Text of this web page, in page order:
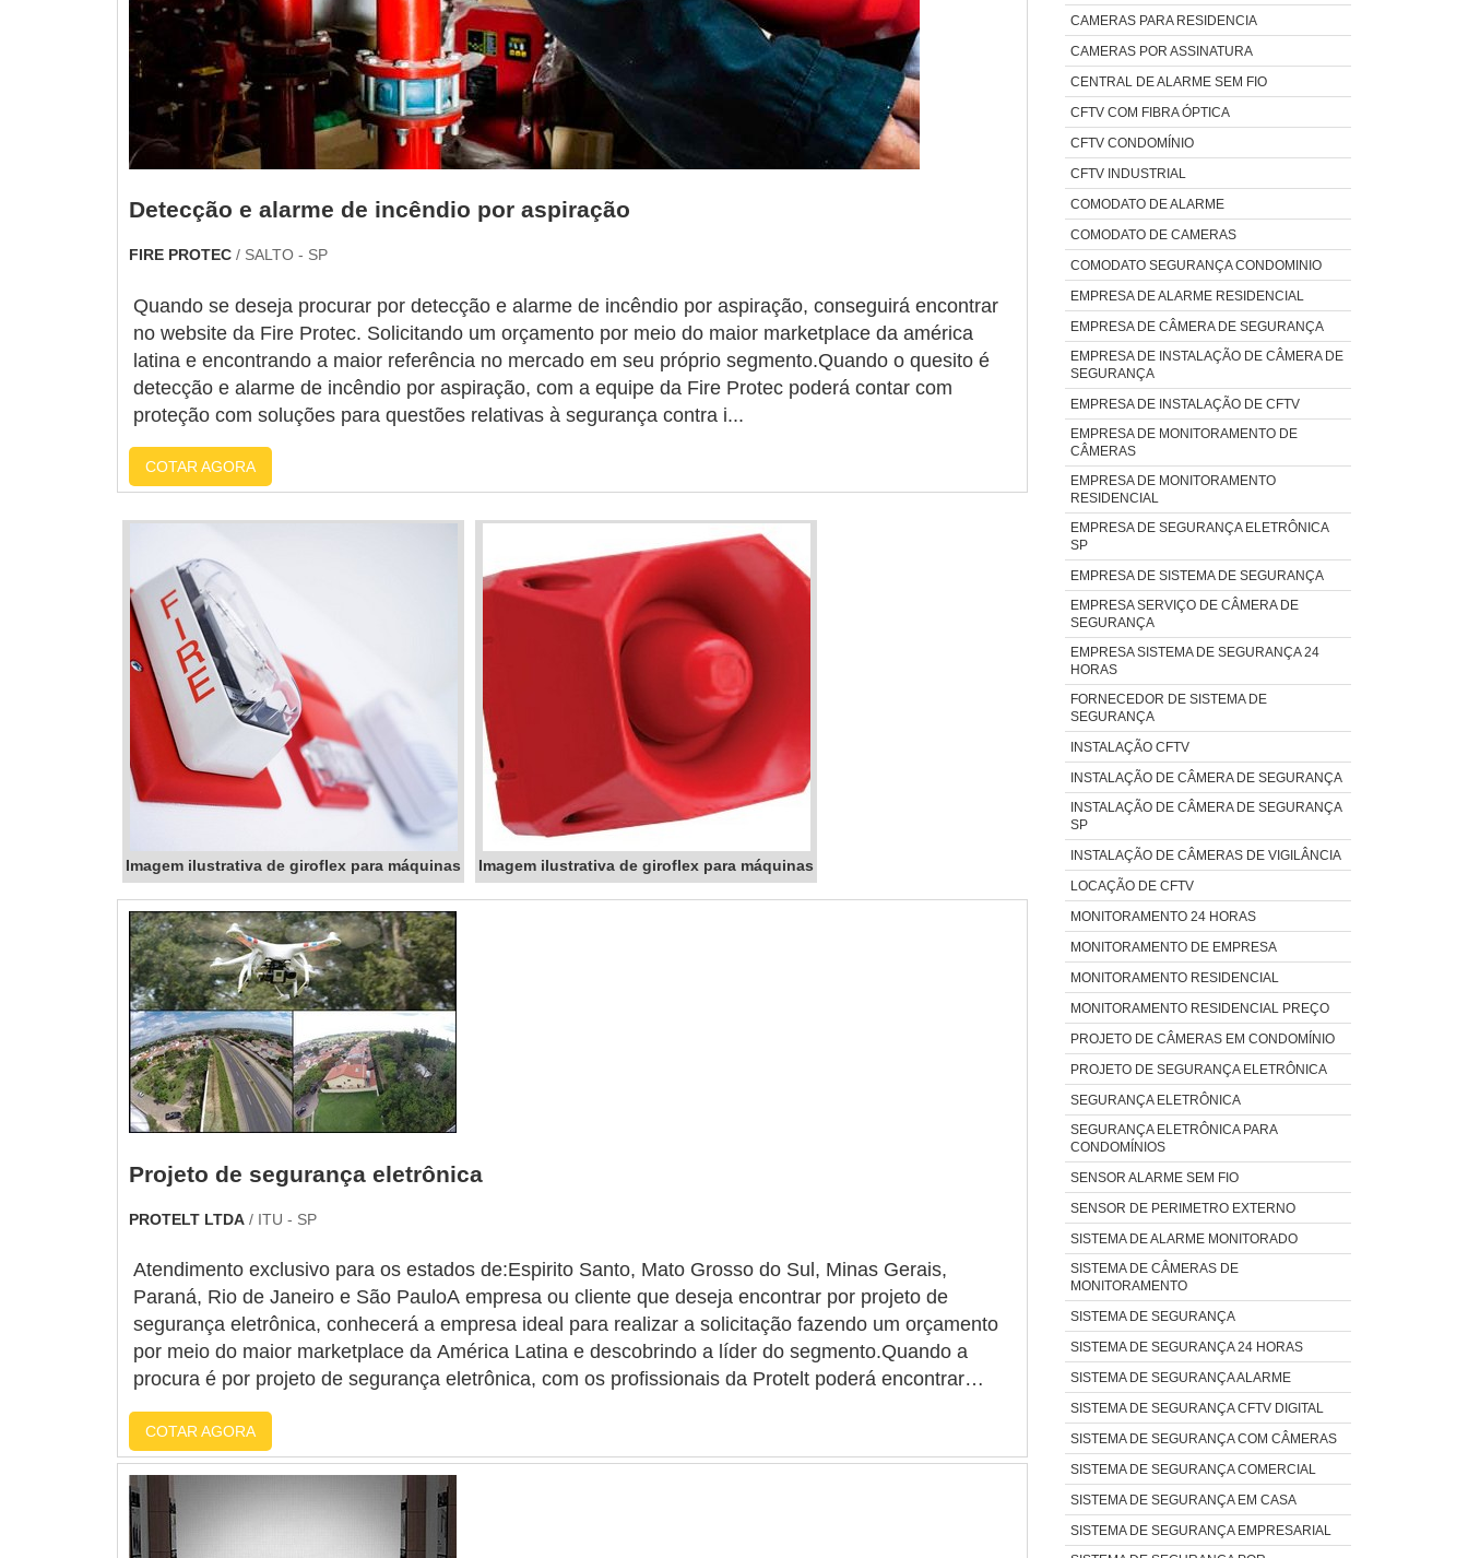
Detecção e alarme de incêndio por aspiração
FIRE PROTEC / SALTO - SP
Quando se deseja procurar por detecção e alarme de incêndio por aspiração, conseguirá encontrar
no website da Fire Protec. Solicitando um orçamento por meio do maior marketplace da américa
latina e encontrando a maior referência no mercado em seu próprio segmento.Quando o quesito é
detecção e alarme de incêndio por aspiração, com a equipe da Fire Protec poderá contar com
proteção com soluções para questões relativas à segurança contra i...
COTAR AGORA
Imagem ilustrativa de giroflex para máquinas Imagem ilustrativa de giroflex para máquinas
Projeto de segurança eletrônica
PROTELT LTDA / ITU - SP
Atendimento exclusivo para os estados de:Espirito Santo, Mato Grosso do Sul, Minas Gerais,
Paraná, Rio de Janeiro e São PauloA empresa ou cliente que deseja encontrar por projeto de
segurança eletrônica, conhecerá a empresa ideal para realizar a solicitação fazendo um orçamento
por meio do maior marketplace da América Latina e descobrindo a líder do segmento.Quando a
procura é por projeto de segurança eletrônica, com os profissionais da Protelt poderá encontrar
excelente custo-benefício com tranquilidade e condições para uma vida melhor e mais
segura.DETALHES SOBRE O PROJETO DE SEGURANÇA ELETRÔNICAHá muitas maneiras
eficientes de demonstrar competência e excelência em sua área de atuação. A Protelt objetiva sua
energia em proporcionar para os parceiros uma estrutura com: Escritório de alta qualidade onde
são realizadas as atividades; Estrutura suficiente para atender todas as demandas; Catálogo
amplo de produtos e serviços para atender as mais diversas necessidades. Ainda focando na
COTAR AGORA
CAMERAS PARA RESIDENCIA
CAMERAS POR ASSINATURA
CENTRAL DE ALARME SEM FIO
CFTV COM FIBRA ÓPTICA
CFTV CONDOMÍNIO
CFTV INDUSTRIAL
COMODATO DE ALARME
COMODATO DE CAMERAS
COMODATO SEGURANÇA CONDOMINIO
EMPRESA DE ALARME RESIDENCIAL
EMPRESA DE CÂMERA DE SEGURANÇA
EMPRESA DE INSTALAÇÃO DE CÂMERA DE
SEGURANÇA
EMPRESA DE INSTALAÇÃO DE CFTV
EMPRESA DE MONITORAMENTO DE
CÂMERAS
EMPRESA DE MONITORAMENTO
RESIDENCIAL
EMPRESA DE SEGURANÇA ELETRÔNICA
SP
EMPRESA DE SISTEMA DE SEGURANÇA
EMPRESA SERVIÇO DE CÂMERA DE
SEGURANÇA
EMPRESA SISTEMA DE SEGURANÇA 24
HORAS
FORNECEDOR DE SISTEMA DE
SEGURANÇA
INSTALAÇÃO CFTV
INSTALAÇÃO DE CÂMERA DE SEGURANÇA
INSTALAÇÃO DE CÂMERA DE SEGURANÇA
SP
INSTALAÇÃO DE CÂMERAS DE VIGILÂNCIA
LOCAÇÃO DE CFTV
MONITORAMENTO 24 HORAS
MONITORAMENTO DE EMPRESA
MONITORAMENTO RESIDENCIAL
MONITORAMENTO RESIDENCIAL PREÇO
PROJETO DE CÂMERAS EM CONDOMÍNIO
PROJETO DE SEGURANÇA ELETRÔNICA
SEGURANÇA ELETRÔNICA
SEGURANÇA ELETRÔNICA PARA
CONDOMÍNIOS
SENSOR ALARME SEM FIO
SENSOR DE PERIMETRO EXTERNO
SISTEMA DE ALARME MONITORADO
SISTEMA DE CÂMERAS DE
MONITORAMENTO
SISTEMA DE SEGURANÇA
SISTEMA DE SEGURANÇA 24 HORAS
SISTEMA DE SEGURANÇA ALARME
SISTEMA DE SEGURANÇA CFTV DIGITAL
SISTEMA DE SEGURANÇA COM CÂMERAS
SISTEMA DE SEGURANÇA COMERCIAL
SISTEMA DE SEGURANÇA EM CASA
SISTEMA DE SEGURANÇA EMPRESARIAL